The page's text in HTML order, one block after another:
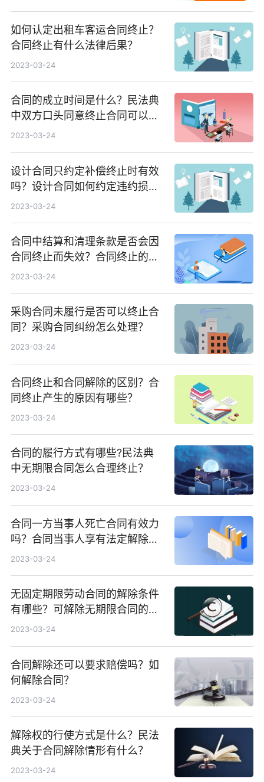
如何认定出租车客运合同终止？
合同终止有什么法律后果？
2023-03-24
合同的成立时间是什么？民法典
中双方口头同意终止合同可以
吗？
2023-03-24
设计合同只约定补偿终止时有效
吗？设计合同如何约定违约损害
赔偿？
2023-03-24
合同中结算和清理条款是否会因
合同终止而失效？合同终止的通
知能否撤销？
2023-03-24
采购合同未履行是否可以终止合
同？采购合同纠纷怎么处理？
2023-03-24
合同终止和合同解除的区别？合
同终止产生的原因有哪些？
2023-03-24
合同的履行方式有哪些?民法典
中无期限合同怎么合理终止？
2023-03-24
合同一方当事人死亡合同有效力
吗？合同当事人享有法定解除权
的情形有哪些?
2023-03-24
无固定期限劳动合同的解除条件
有哪些？可解除无期限合同的情
形有什么？
2023-03-24
合同解除还可以要求赔偿吗？如
何解除合同？
2023-03-24
解除权的行使方式是什么？民法
典关于合同解除情形有什么？
2023-03-24